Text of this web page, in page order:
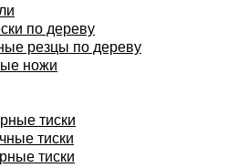
по дереву
резцы по дереву
ножи
тиски
тиски
тиски